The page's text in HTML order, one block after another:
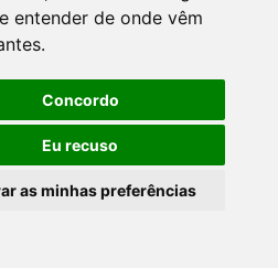
entender de onde vêm
Concordo
Eu recuso
as minhas preferências
- Subdivisões
Federal de 1988
Constitucionais
Anteriores à 1988
Posteriores à 1988
Constitucionais Transitórias